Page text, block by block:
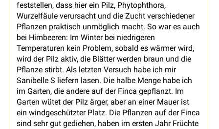
feststellen, dass hier ein Pilz, Phytophthora,
Wurzelfäule verursacht und die Zucht verschiedener
Pflanzen praktisch unmöglich macht. So war es auch
bei Himbeeren: Im Winter bei niedrigeren
Temperaturen kein Problem, sobald es wärmer wird,
wird der Pilz aktiv, die Blätter werden braun und die
Pflanze stirbt. Als letzten Versuch habe ich mir
Sanibelle S liefern lasen. Die halbe Menge habe ich
im Garten, die andere auf der Finca gepflanzt. Im
Garten wütet der Pilz ärger, aber an einer Mauer ist
ein windgeschützter Platz. Die Pflanzen auf der Finca
sind sehr gut gediehen, haben im ersten Jahr Früchte